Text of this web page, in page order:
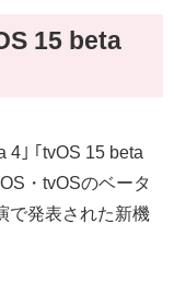
15 beta
4｣ ｢tvOS 15 beta
・tvOSのベータ
で発表された新機